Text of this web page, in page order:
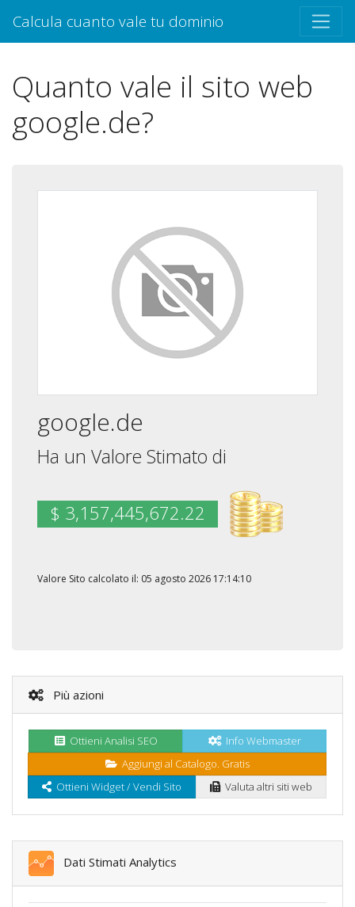
Calcula cuanto vale tu dominio
Quanto vale il sito web
google.de?
google.de
Ha un Valore Stimato di
$ 3,157,445,672.22
Valore Sito calcolato il: 05 agosto 2026 17:14:10
Più azioni
Ottieni Analisi SEO
Info Webmaster
Aggiungi al Catalogo. Gratis
Ottieni Widget / Vendi Sito
Valuta altri siti web
Dati Stimati Analytics